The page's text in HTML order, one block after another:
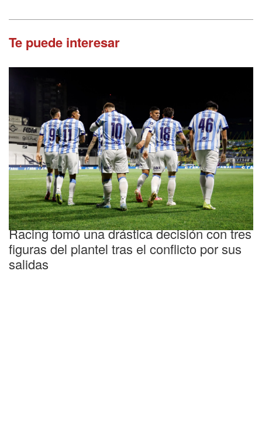
Te puede interesar
Tensión
Racing tomó una drástica decisión con tres
figuras del plantel tras el conflicto por sus
salidas